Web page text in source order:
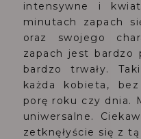
intensywne i
minutach zapach
oraz swojego
zapach jest bardzo
bardzo trwały.
każda kobieta,
porę roku czy dnia.
uniwersalne.
zetknęłyście się z